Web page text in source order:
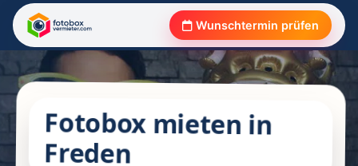
Wunschtermin prüfen
Fotobox mieten in
Freden